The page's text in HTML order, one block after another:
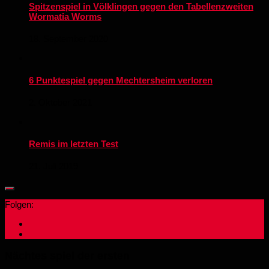
Spitzenspiel in Völklingen gegen den Tabellenzweiten
Wormatia Worms
6 Punktespiel gegen Mechtersheim verloren
Remis im letzten Test
Folgen: